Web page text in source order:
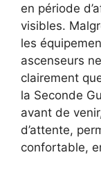
en période
visibles.
les
ascenseurs
clairement
la Seconde
avant de
d’attente,
confortable,